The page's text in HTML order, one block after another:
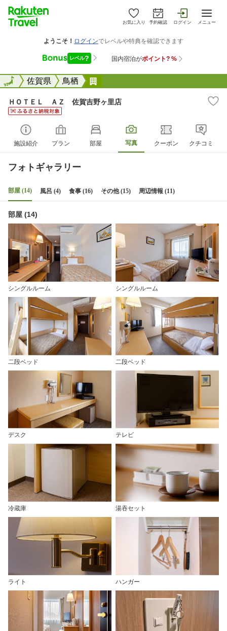
お気に入り 予約確認 ログイン メニュー
全国佐賀県 鳥栖
全国
ＨＯＴＥＬ ＡＺ 佐賀吉野ヶ里店
施設紹介 プラン 部屋 写真 クーポン クチコミ
フォトギャラリー
部屋 (14) 風呂 (4) 食事 (16) その他 (15) 周辺情報 (11)
部屋 (14)
シングルルーム シングルルーム
二段ベッド 二段ベッド
デスク テレビ
冷蔵庫 湯吞セット
ライト ハンガー